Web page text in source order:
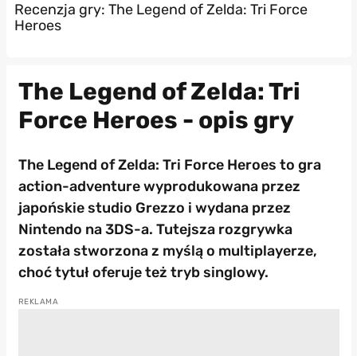
Recenzja gry: The Legend of Zelda: Tri Force
Heroes
The Legend of Zelda: Tri
Force Heroes - opis gry
The Legend of Zelda: Tri Force Heroes to gra
action-adventure wyprodukowana przez
japońskie studio Grezzo i wydana przez
Nintendo na 3DS-a. Tutejsza rozgrywka
została stworzona z myślą o multiplayerze,
choć tytuł oferuje też tryb singlowy.